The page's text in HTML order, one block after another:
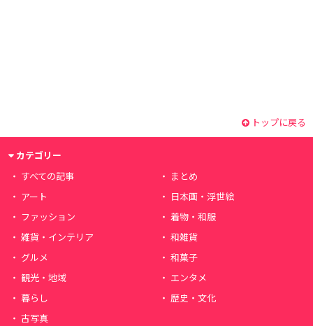
トップに戻る
カテゴリー
すべての記事
まとめ
アート
日本画・浮世絵
ファッション
着物・和服
雑貨・インテリア
和雑貨
グルメ
和菓子
観光・地域
エンタメ
暮らし
歴史・文化
古写真